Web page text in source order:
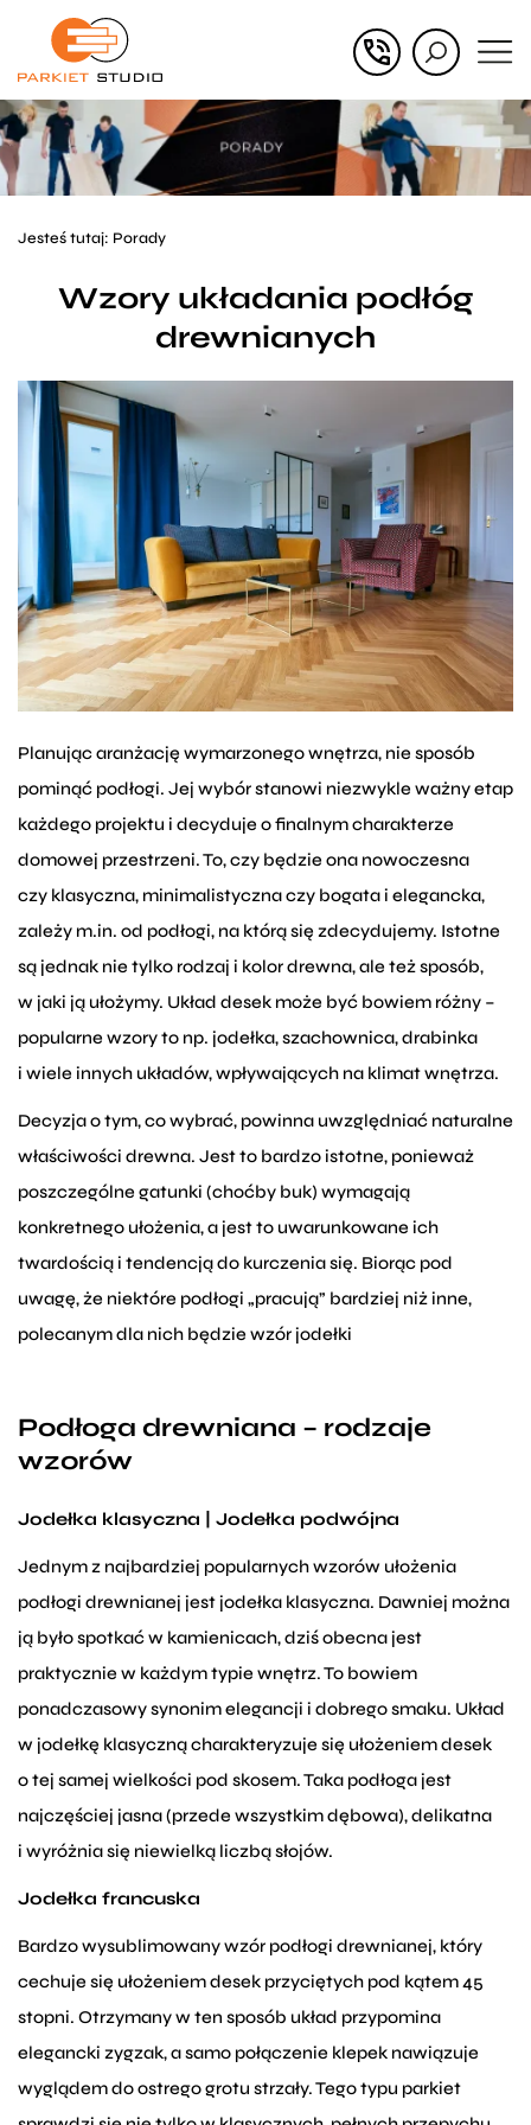
Przejdź
głównego
Przejdź
menu
w
stopce
Jesteś tutaj: Porady
Wzory układania podłóg
drewnianych
Planując aranżację wymarzonego wnętrza, nie sposób
pominąć podłogi. Jej wybór stanowi niezwykle ważny etap
każdego projektu i decyduje o finalnym charakterze
domowej przestrzeni. To, czy będzie ona nowoczesna
czy klasyczna, minimalistyczna czy bogata i elegancka,
zależy m.in. od podłogi, na którą się zdecydujemy. Istotne
są jednak nie tylko rodzaj i kolor drewna, ale też sposób,
w jaki ją ułożymy. Układ desek może być bowiem różny –
popularne wzory to np. jodełka, szachownica, drabinka
i wiele innych układów, wpływających na klimat wnętrza.
Decyzja o tym, co wybrać, powinna uwzględniać naturalne
właściwości drewna. Jest to bardzo istotne, ponieważ
poszczególne gatunki (choćby buk) wymagają
konkretnego ułożenia, a jest to uwarunkowane ich
twardością i tendencją do kurczenia się. Biorąc pod
uwagę, że niektóre podłogi „pracują” bardziej niż inne,
polecanym dla nich będzie wzór jodełki
Podłoga drewniana – rodzaje
wzorów
Jodełka klasyczna | Jodełka podwójna
Jednym z najbardziej popularnych wzorów ułożenia
podłogi drewnianej jest jodełka klasyczna. Dawniej można
ją było spotkać w kamienicach, dziś obecna jest
praktycznie w każdym typie wnętrz. To bowiem
ponadczasowy synonim elegancji i dobrego smaku. Układ
w jodełkę klasyczną charakteryzuje się ułożeniem desek
o tej samej wielkości pod skosem. Taka podłoga jest
najczęściej jasna (przede wszystkim dębowa), delikatna
i wyróżnia się niewielką liczbą słojów.
Jodełka francuska
Bardzo wysublimowany wzór podłogi drewnianej, który
cechuje się ułożeniem desek przyciętych pod kątem 45
stopni. Otrzymany w ten sposób układ przypomina
elegancki zygzak, a samo połączenie klepek nawiązuje
wyglądem do ostrego grotu strzały. Tego typu parkiet